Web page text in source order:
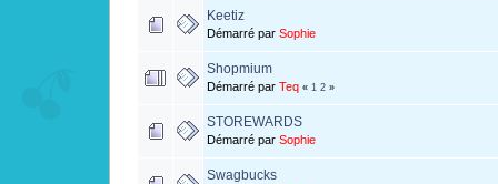
Keetiz
Démarré par Sophie
Shopmium
Démarré par Teq « 1 2 »
STOREWARDS
Démarré par Sophie
Swagbucks